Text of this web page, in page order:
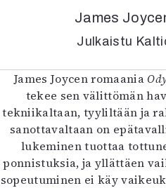
In
James
Julkaistu
James Joycen romaania
tekee sen välittömän
tekniikaltaan, tyyliltään ja
sanottavaltaan on
lukeminen tuottaa
ponnistuksia, ja yllättäen
sopeutuminen ei käy